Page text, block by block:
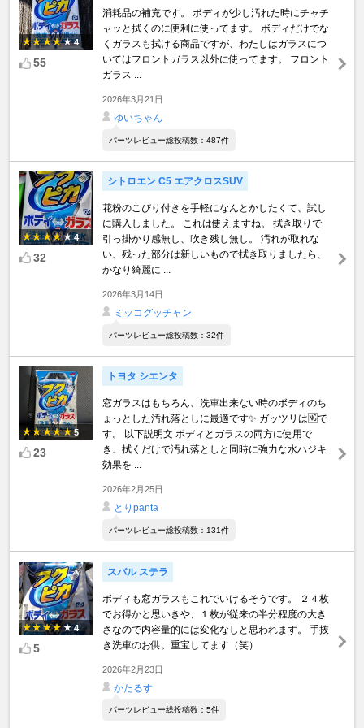
4
55
消耗品の補充です。 ボディが少し汚れた時にチャチ
ャッと拭くのに便利に使ってます。 ボディだけでな
くガラスも拭ける商品ですが、わたしはガラスにつ
いてはフロントガラス以外に使ってます。 フロント
ガラス ...
2026年3月21日
ゆいちゃん
パーツレビュー総投稿数：487件
4
32
シトロエン C5 エアクロスSUV
花粉のこびり付きを手軽になんとかしたくて、試し
に購入しました。 これは使えますね。 拭き取りで
引っ掛かり感無し、吹き残し無し。 汚れが取れな
い、残った部分は新しいもので拭き取りましたら、
かなり綺麗に ...
2026年3月14日
ミッコグッチャン
パーツレビュー総投稿数：32件
5
23
トヨタ シエンタ
窓ガラスはもちろん、洗車出来ない時のボディのち
ょっとした汚れ落としに最適です✨ ガッツリは🆖で
す。 以下説明文 ボディとガラスの両方に使用で
き、拭くだけで汚れ落としと同時に強力な水ハジキ
効果を ...
2026年2月25日
とりpanta
パーツレビュー総投稿数：131件
4
5
スバル ステラ
ボディも窓ガラスもこれでいけるそうです。 ２４枚
でお得かと思いきや、１枚が従来の半分程度の大き
さなので内容量的には変化なしと思われます。 手抜
き洗車のお供。重宝してます（笑）
2026年2月23日
かたるす
パーツレビュー総投稿数：5件